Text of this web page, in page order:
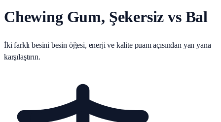
Chewing Gum, Şekersiz vs Bal
İki farklı besini besin öğesi, enerji ve kalite puanı açısından yan yana
karşılaştırın.